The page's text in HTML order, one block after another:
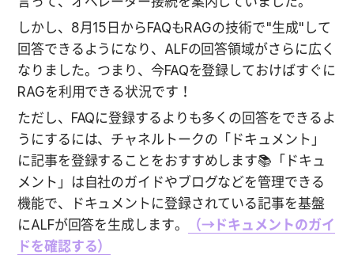
しかし、8月15日からFAQもRAGの技術で"生成"して
回答できるようになり、ALFの回答領域がさらに広く
なりました。つまり、今FAQを登録しておけばすぐに
RAGを利用できる状況です！
ただし、FAQに登録するよりも多くの回答をできるよ
うにするには、チャネルトークの「ドキュメント」
に記事を登録することをおすすめします📚「ドキュ
メント」は自社のガイドやブログなどを管理できる
機能で、ドキュメントに登録されている記事を基盤
にALFが回答を生成します。
（→ドキュメントのガイ
ドを確認する）